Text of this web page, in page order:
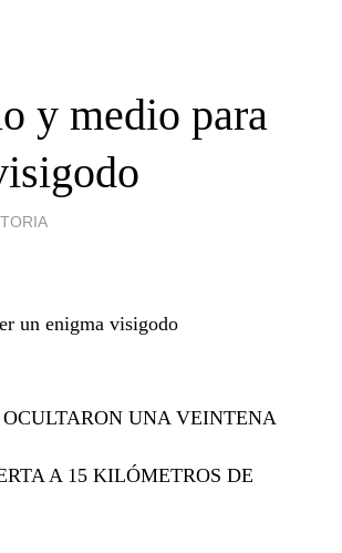
y medio para
un enigma visigodo
UNA VEINTENA
A 15 KILÓMETROS DE